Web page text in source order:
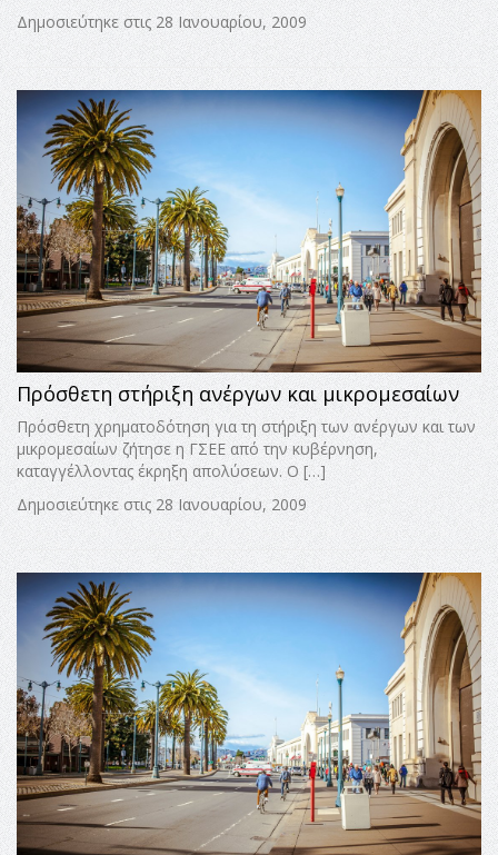
Δημοσιεύτηκε στις 28 Ιανουαρίου, 2009
Πρόσθετη στήριξη ανέργων και μικρομεσαίων
Πρόσθετη χρηματοδότηση για τη στήριξη των ανέργων και των
μικρομεσαίων ζήτησε η ΓΣΕΕ από την κυβέρνηση,
καταγγέλλοντας έκρηξη απολύσεων. Ο […]
Δημοσιεύτηκε στις 28 Ιανουαρίου, 2009